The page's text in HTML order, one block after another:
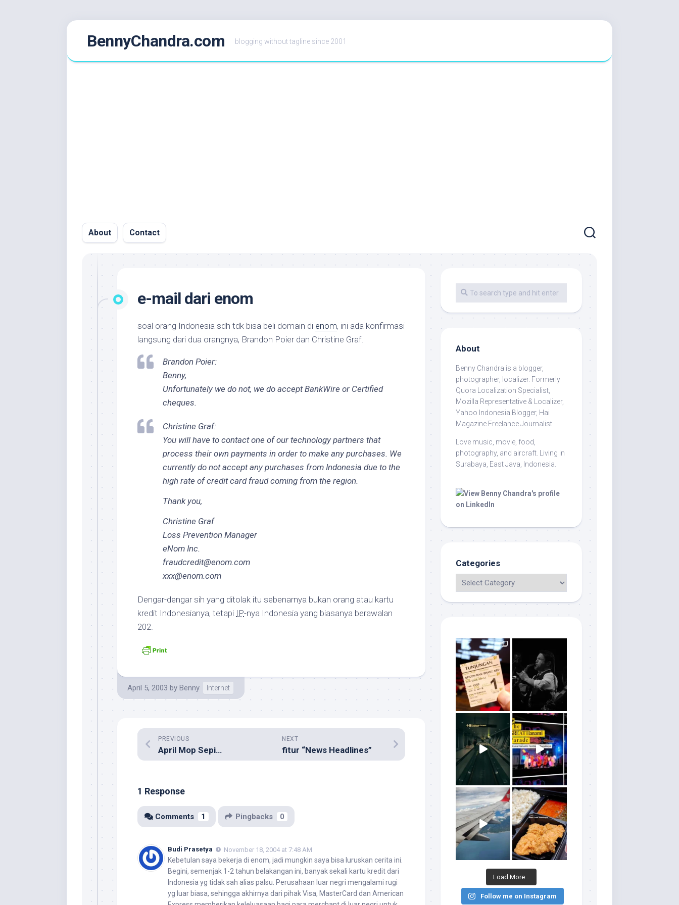
BennyChandra.com blogging without tagline since 2001
About Contact
e-mail dari enom
soal orang Indonesia sdh tdk bisa beli domain di enom, ini ada konfirmasi
langsung dari dua orangnya, Brandon Poier dan Christine Graf.
Brandon Poier:
Benny,
Unfortunately we do not, we do accept BankWire or Certified
cheques.
Christine Graf:
You will have to contact one of our technology partners that
process their own payments in order to make any purchases. We
currently do not accept any purchases from Indonesia due to the
high rate of credit card fraud coming from the region.
Thank you,
Christine Graf
Loss Prevention Manager
eNom Inc.
fraudcredit@enom.com
xxx@enom.com
Dengar-dengar sih yang ditolak itu sebenarnya bukan orang atau kartu
kredit Indonesianya, tetapi IP-nya Indonesia yang biasanya berawalan
202.
April 5, 2003 by Benny Internet
NEXT
fitur “News Headlines”
PREVIOUS
April Mop Sepi…
1 Response
Comments 1 Pingbacks 0
Budi Prasetya November 18, 2004 at 7:48 AM
Kebetulan saya bekerja di enom, jadi mungkin saya bisa luruskan cerita ini.
Begini, semenjak 1-2 tahun belakangan ini, banyak sekali kartu kredit dari
Indonesia yg tidak sah alias palsu. Perusahaan luar negri mengalami rugi
yg luar biasa, sehingga akhirnya dari pihak Visa, MasterCard dan American
About
Benny Chandra is a blogger,
photographer, localizer. Formerly
Quora Localization Specialist,
Mozilla Representative & Localizer,
Yahoo Indonesia Blogger, Hai
Magazine Freelance Journalist.
Love music, movie, food,
photography, and aircraft. Living in
Surabaya, East Java, Indonesia.
Categories
Load More...
Follow me on Instagram